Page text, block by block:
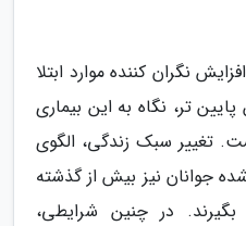
نگران کننده موارد ابتلا
تر، نگاه به این بیماری
تغییر سبک زندگی، الگوی
جوانان نیز بیش از گذشته
در چنین شرایطی،